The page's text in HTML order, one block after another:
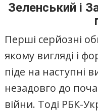
Зеленський і
Перші серйозні
якому вигляді і
піде на наступні
незадовго до
війни. Тоді РБК-